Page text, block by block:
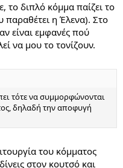
το διπλό κόμμα παίζει το
η Έλενα). Στο
είναι εμφανές πού
να μου το τονίζουν.
τότε να συμμορφώνονται
δηλαδή την αποφυγή
του κόμματος
στον κουτσό και